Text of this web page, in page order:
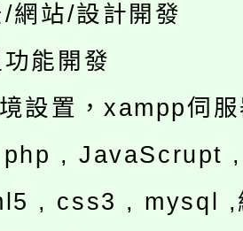
網站/設計開發
能開發
設置，xampp伺
php , JavaScrupt
, css3 , mysql ,